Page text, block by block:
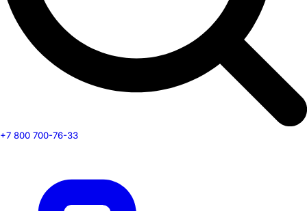
+7 800 700-76-33